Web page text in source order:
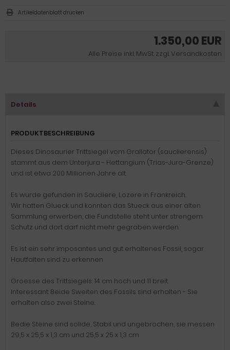
1.350,00 EUR
Alle Preise inkl. MwSt. zzgl. Versandkosten
Artikeldatenblatt drucken
Details
PRODUKTBESCHREIBUNG
Dieses Dinosaurier Trittsiegel vom Grallator (sauclierensis)
stammt aus dem Unterjura - Hettangium (Trias-Jura-Grenze)
und ist etwa 200 Millionen Jahre alt.
Es wurde gefunden in Saucliere, Lozere in Frankreich.
Wir hatten Glueck und konnten das Stueck aus einer alten
Sammlung erwerben, die Fundstelle steht unter strengem
Schutz und dort darf nicht mehr gegraben werden.
Es ist ein sehr imposantes und gut erhaltenes Fossil, sogar
Hautfalten sind zu erkennen
Groesse des Trittsiegels: 14 cm hoch und 11 breit.
Interessant: Beide Sweiten des Fossils sind erhalten - Sie
erhalten also zwei Steine.
Bedie Steine sind solide, Stabil und ungebrochen, sie messen
29,5 x 25,5 x 1,3 cm und 25,5 x 25 x 1,3 cm